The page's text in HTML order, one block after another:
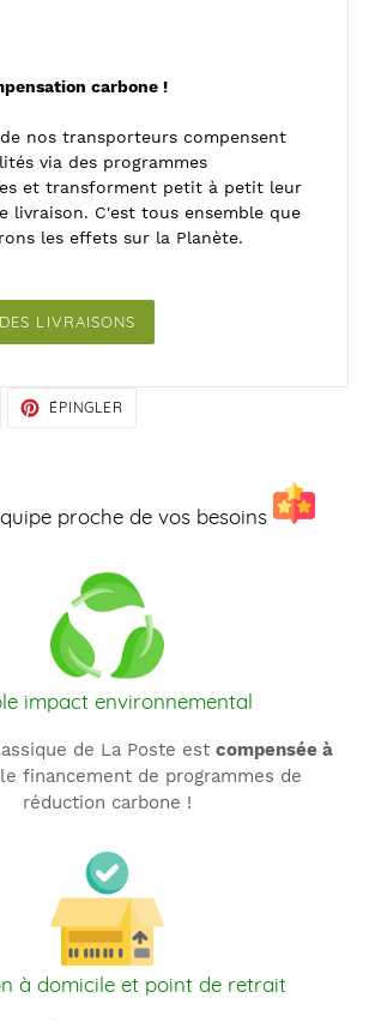
carbone !
nos transporteurs compensent
via des programmes
et transforment petit à petit leur
livraison. C'est tous ensemble que
les effets sur la Planète.
LIVRAISONS
ÉPINGLER
proche de vos besoins
impact environnemental
de La Poste est compensée à
financement de programmes de
réduction carbone !
à domicile et point de retrait